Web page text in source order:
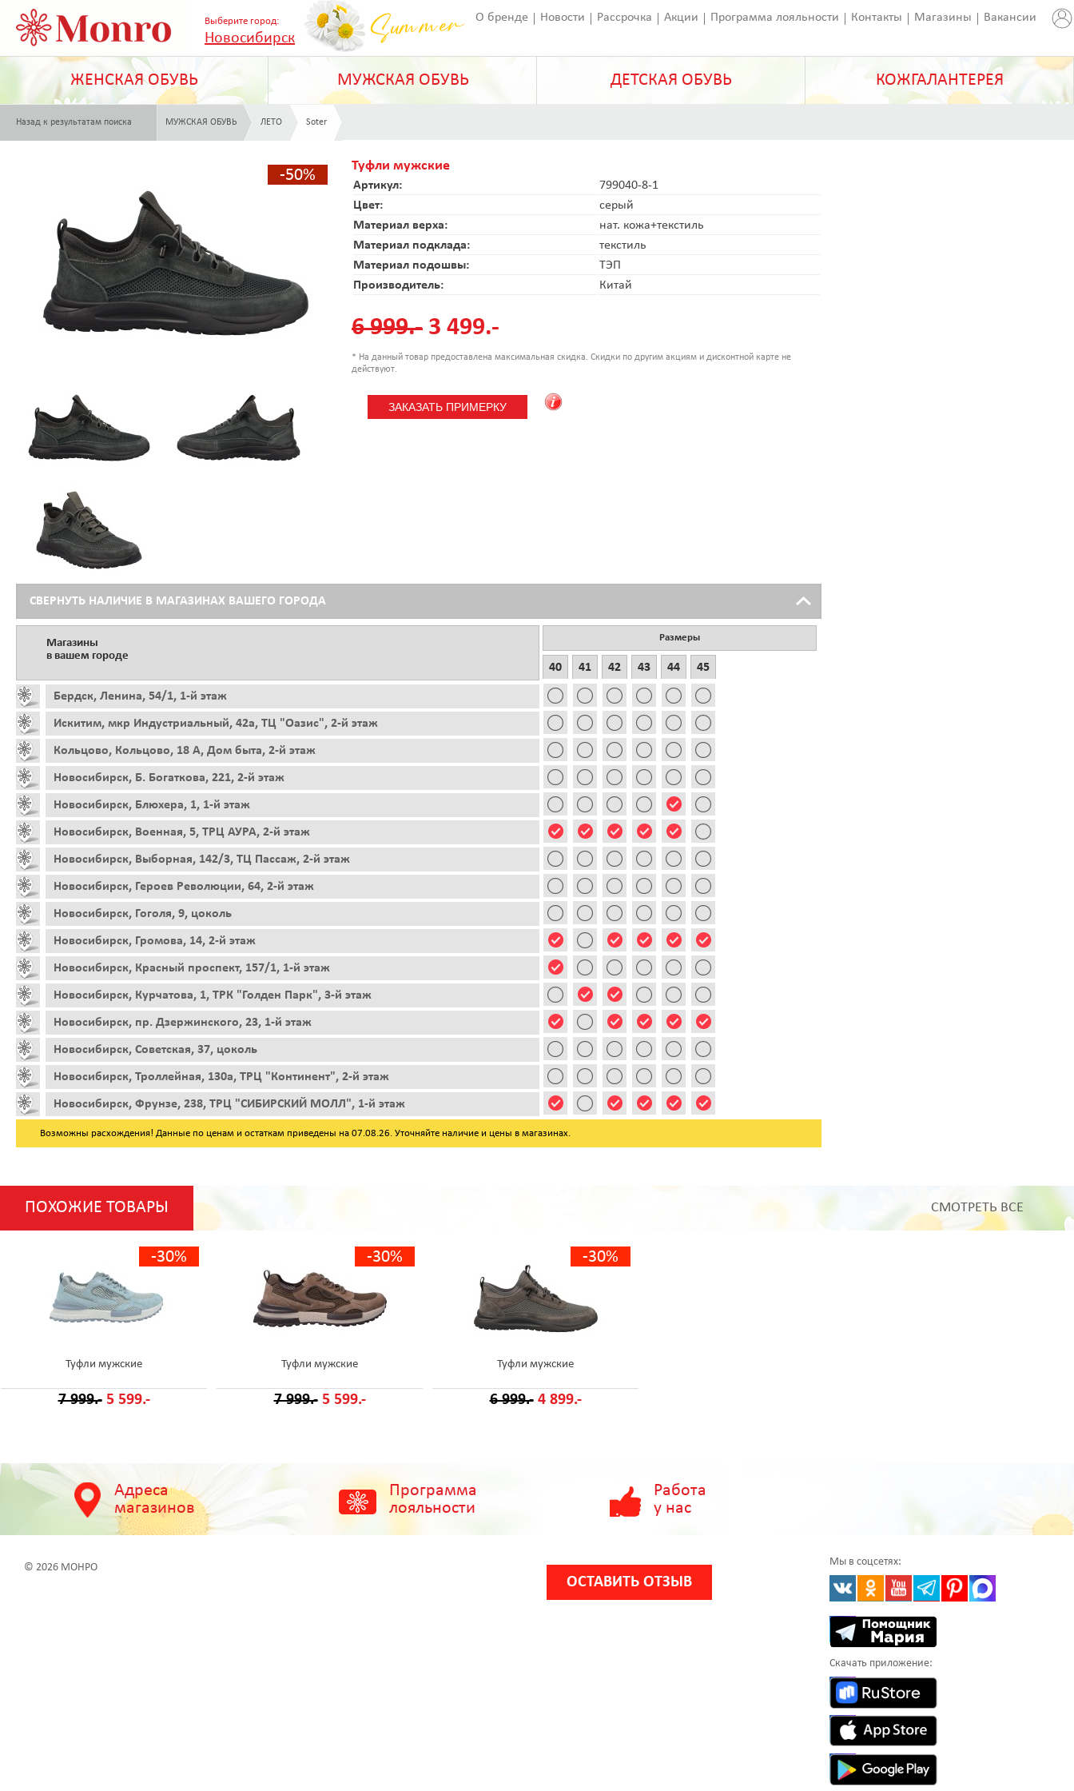
Выберите город:
Новосибирск
О бренде Новости Рассрочка Акции Программа лояльности Контакты Магазины Вакансии
ЖЕНСКАЯ ОБУВЬ МУЖСКАЯ ОБУВЬ ДЕТСКАЯ ОБУВЬ КОЖГАЛАНТЕРЕЯ
Назад к результатам поиска МУЖСКАЯ ОБУВЬ ЛЕТО Soter
-50%
Туфли мужские
Артикул:
799040-8-1
Цвет:
серый
Материал верха:
нат. кожа+текстиль
Материал подклада:
текстиль
Материал подошвы:
ТЭП
Производитель:
Китай
6 999.- 3 499.-
* На данный товар предоставлена максимальная скидка. Скидки по другим акциям и дисконтной карте не
действуют.
СВЕРНУТЬ НАЛИЧИЕ В МАГАЗИНАХ ВАШЕГО ГОРОДА
Магазины
в вашем городе
Бердск, Ленина, 54/1, 1-й этаж
Искитим, мкр Индустриальный, 42а, ТЦ "Оазис", 2-й этаж
Кольцово, Кольцово, 18 А, Дом быта, 2-й этаж
Новосибирск, Б. Богаткова, 221, 2-й этаж
Новосибирск, Блюхера, 1, 1-й этаж
Новосибирск, Военная, 5, ТРЦ АУРА, 2-й этаж
Новосибирск, Выборная, 142/3, ТЦ Пассаж, 2-й этаж
Новосибирск, Героев Революции, 64, 2-й этаж
Новосибирск, Гоголя, 9, цоколь
Новосибирск, Громова, 14, 2-й этаж
Новосибирск, Красный проспект, 157/1, 1-й этаж
Новосибирск, Курчатова, 1, ТРК "Голден Парк", 3-й этаж
Новосибирск, пр. Дзержинского, 23, 1-й этаж
Новосибирск, Советская, 37, цоколь
Новосибирск, Троллейная, 130а, ТРЦ "Континент", 2-й этаж
Новосибирск, Фрунзе, 238, ТРЦ "СИБИРСКИЙ МОЛЛ", 1-й этаж
Размеры
40 41 42 43 44 45
Возможны расхождения! Данные по ценам и остаткам приведены на 07.08.26. Уточняйте наличие и цены в магазинах.
ПОХОЖИЕ ТОВАРЫ СМОТРЕТЬ ВСЕ
-30%
Туфли мужские
7 999.- 5 599.-
-30%
Туфли мужские
7 999.- 5 599.-
-30%
Туфли мужские
6 999.- 4 899.-
Адреса
магазинов
Программа
лояльности
Работа
у нас
© 2026 МОНРО
ОСТАВИТЬ ОТЗЫВ
Мы в соцсетях:
Скачать приложение: